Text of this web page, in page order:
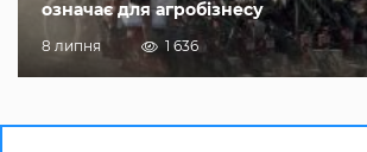
означає для агробізнесу
8 липня 1 636